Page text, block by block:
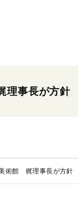
事長が方針
術館 梶理事長が方針